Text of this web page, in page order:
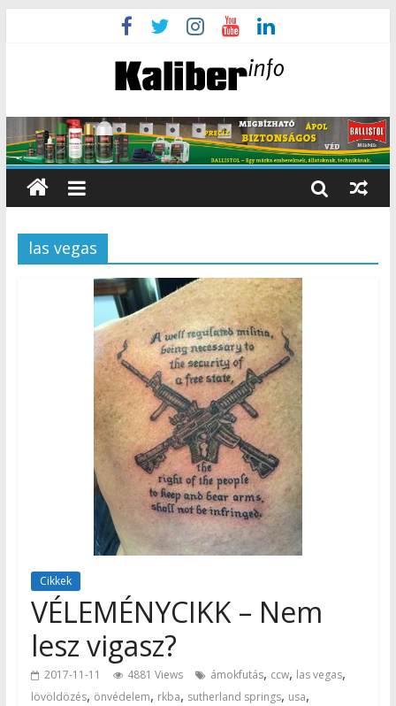
las vegas
Cikkek
VÉLEMÉNYCIKK – Nem
lesz vigasz?
2017-11-11 4881 Views ámokfutás, ccw, las vegas,
lövöldözés, önvédelem, rkba, sutherland springs, usa,